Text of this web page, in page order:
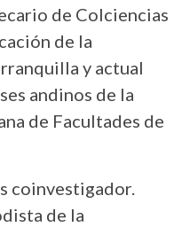
de Colciencias
de la
y actual
andinos de la
de Facultades de
coinvestigador.
de la